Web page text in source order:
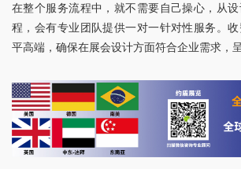
在整个服务流程中，就不需要自己操心，从
程，会有专业团队提供一对一针对性服务。
平高端，确保在展会设计方面符合企业需求，